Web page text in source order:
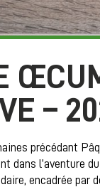
sur Facebook
sur Twitter
par email
–
précédant
dans l’aventure
encadrée par